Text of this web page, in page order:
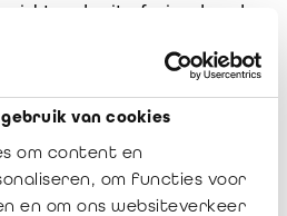
van cookies
om content en
om functies voor
en om ons websiteverkeer
op de uitoefening door de
door het College van toezicht
hoofdtaak alle opdrachten uit te
de wet aan de bedrijfsrevisoren